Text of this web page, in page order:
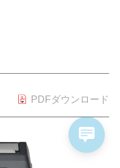
PDFダウンロード